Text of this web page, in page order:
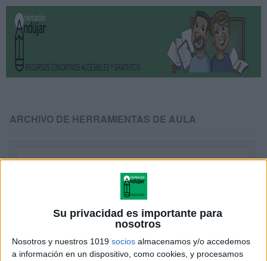
Su privacidad es importante para
nosotros
Nosotros y nuestros 1019 socios almacenamos y/o accedemos
a información en un dispositivo, como cookies, y procesamos
ARCHIVO DE HERRAMIENTAS DE AULA